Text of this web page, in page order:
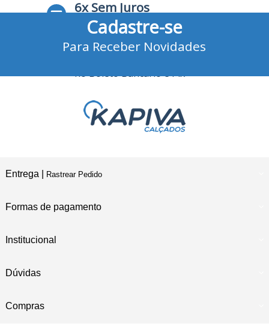
6x Sem Juros
no Cartão de Crédito
no Boleto Bancário e Pix
Cadastre-se
Para Receber Novidades
Entrega | Rastrear Pedido
Formas de pagamento
Institucional
Dúvidas
Compras